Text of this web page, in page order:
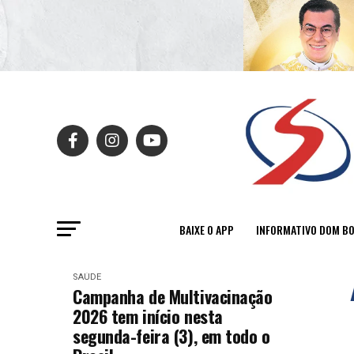
BAIXE O APP INFORMATIVO DOM
SAÚDE
Campanha de Multivacinação
2026 tem início nesta
segunda-feira (3), em todo o